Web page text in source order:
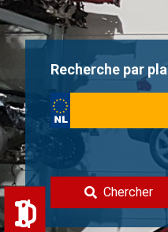
Recherche par
Chercher